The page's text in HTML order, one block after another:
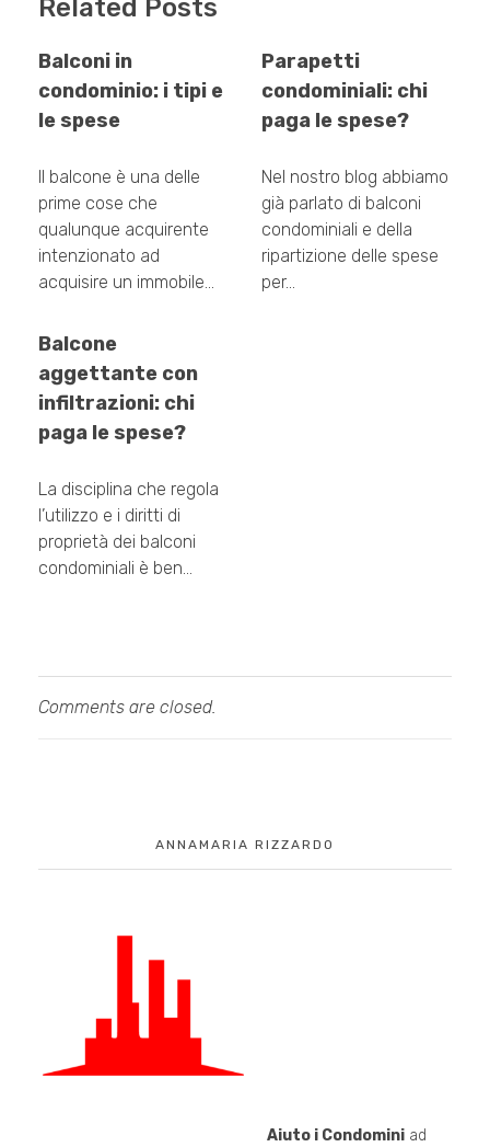
Related Posts
Balconi in
condominio: i tipi e
le spese
Il balcone è una delle
prime cose che
qualunque acquirente
intenzionato ad
acquisire un immobile…
Parapetti
condominiali: chi
paga le spese?
Nel nostro blog abbiamo
già parlato di balconi
condominiali e della
ripartizione delle spese
per…
Balcone
aggettante con
infiltrazioni: chi
paga le spese?
La disciplina che regola
l’utilizzo e i diritti di
proprietà dei balconi
condominiali è ben…
Comments are closed.
ANNAMARIA RIZZARDO
Aiuto i Condominiad